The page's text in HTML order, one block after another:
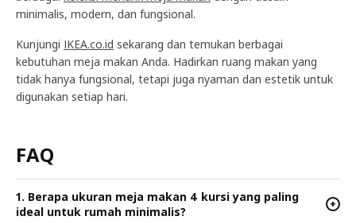
minimalis, modern, dan fungsional.
Kunjungi IKEA.co.id sekarang dan temukan berbagai
kebutuhan meja makan Anda. Hadirkan ruang makan yang
tidak hanya fungsional, tetapi juga nyaman dan estetik untuk
digunakan setiap hari.
FAQ
1. Berapa ukuran meja makan 4 kursi yang paling
ideal untuk rumah minimalis?
+